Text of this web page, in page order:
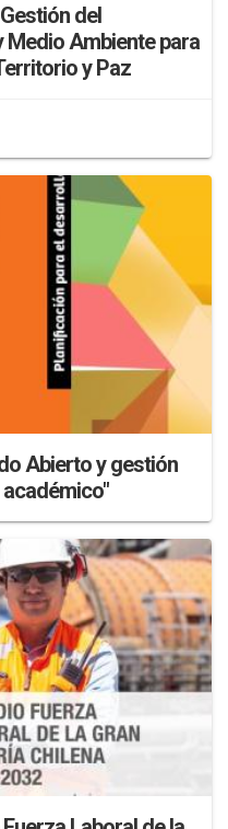
del
Medio Ambiente para
y Paz
Abierto y gestión